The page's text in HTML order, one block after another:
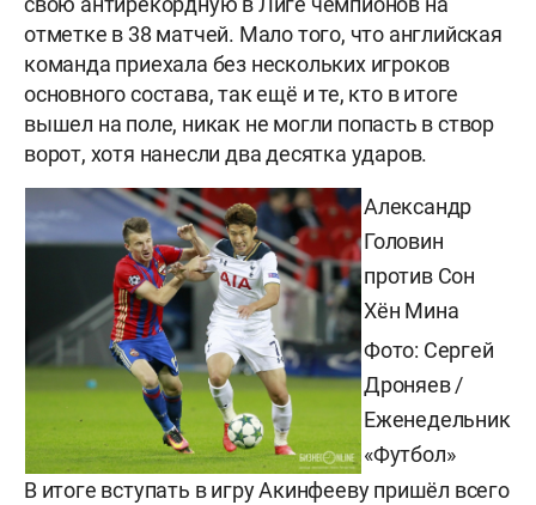
отметке в 38 матчей. Мало того, что английская
команда приехала без нескольких игроков
основного состава, так ещё и те, кто в итоге
вышел на поле, никак не могли попасть в створ
ворот, хотя нанесли два десятка ударов.
Александр
Головин
против Сон
Хён Мина
Фото: Сергей
Дроняев /
Еженедельник
«Футбол»
В итоге вступать в игру Акинфееву пришёл всего